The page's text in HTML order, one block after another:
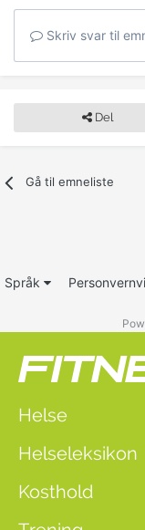
Skriv svar til
Del
Gå til emneliste
Språk
Helse
Helseleksikon
Kosthold